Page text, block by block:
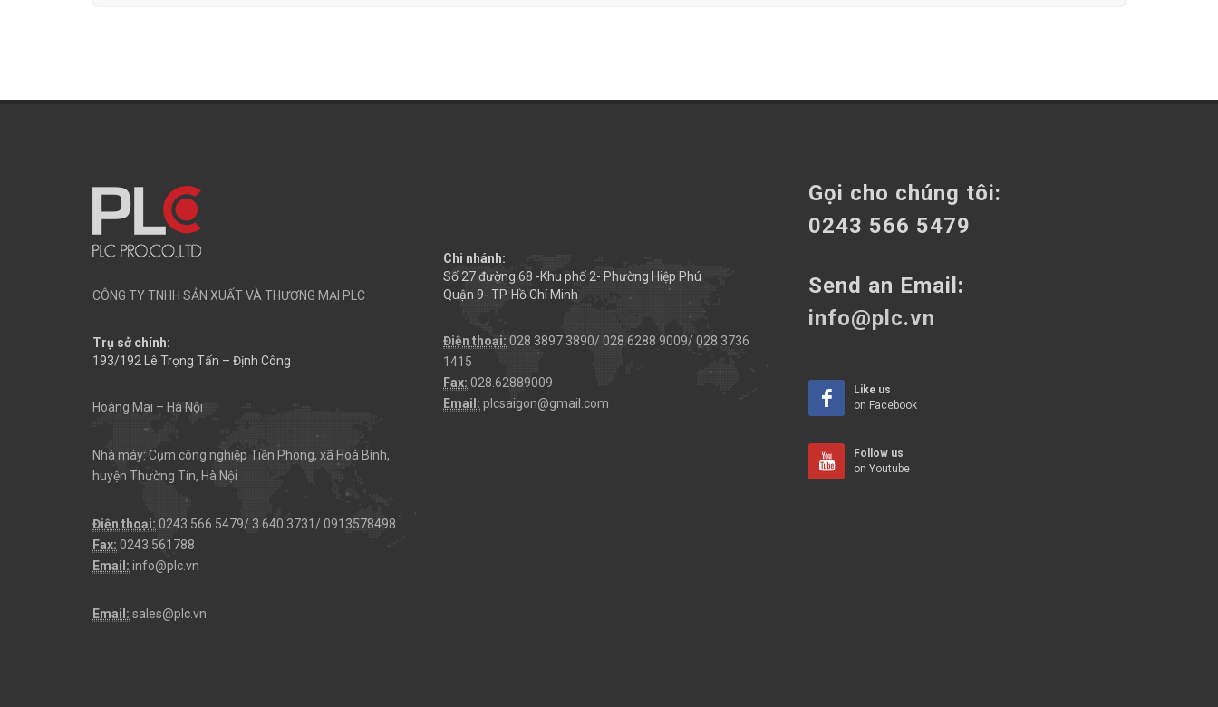
CÔNG TY TNHH SẢN XUẤT VÀ THƯƠNG MẠI PLC
Trụ sở chính:
193/192 Lê Trọng Tấn – Định Công
Hoàng Mai – Hà Nội
Nhà máy: Cụm công nghiệp Tiền Phong, xã Hoà Bình,
huyện Thường Tín, Hà Nội
Điện thoại: 0243 566 5479/ 3 640 3731/ 0913578498
Fax: 0243 561788
Email: info@plc.vn
Email: sales@plc.vn
Chi nhánh:
Số 27 đường 68 -Khu phố 2- Phường Hiệp Phú
Quận 9- TP. Hồ Chí Minh
Điện thoại: 028 3897 3890/ 028 6288 9009/ 028 3736
1415
Fax: 028.62889009
Email: plcsaigon@gmail.com
Gọi cho chúng tôi:
0243 566 5479
Send an Email:
info@plc.vn
Like us
on Facebook
Follow us
on Youtube